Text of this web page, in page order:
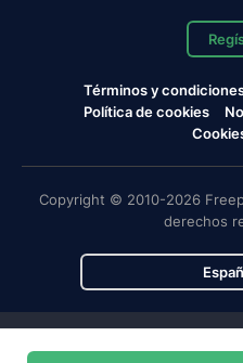
Términos y
Política de cookies
Copyright © 2010-2026
derechos